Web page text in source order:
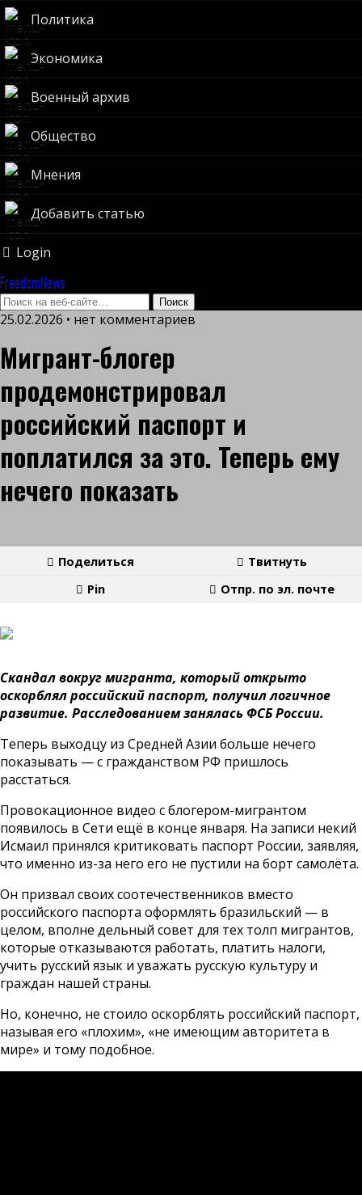
Политика
Экономика
Военный архив
Общество
Мнения
Добавить статью
Login
FreedomNews
25.02.2026 • нет комментариев
Мигрант-блогер
продемонстрировал
российский паспорт и
поплатился за это. Теперь ему
нечего показать
Поделиться
Твитнуть
Pin
Отпр. по эл. почте
Скандал вокруг мигранта, который открыто
оскорблял российский паспорт, получил логичное
развитие. Расследованием занялась ФСБ России.
Теперь выходцу из Средней Азии больше нечего
показывать — с гражданством РФ пришлось
расстаться.
Провокационное видео с блогером-мигрантом
появилось в Сети ещё в конце января. На записи некий
Исмаил принялся критиковать паспорт России, заявляя,
что именно из-за него его не пустили на борт самолёта.
Он призвал своих соотечественников вместо
российского паспорта оформлять бразильский — в
целом, вполне дельный совет для тех толп мигрантов,
которые отказываются работать, платить налоги,
учить русский язык и уважать русскую культуру и
граждан нашей страны.
Но, конечно, не стоило оскорблять российский паспорт,
называя его «плохим», «не имеющим авторитета в
мире» и тому подобное.